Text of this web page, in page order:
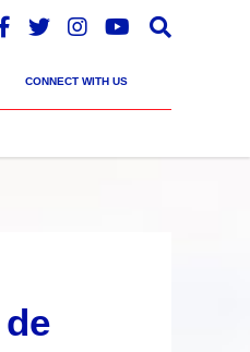
CONNECT WITH US